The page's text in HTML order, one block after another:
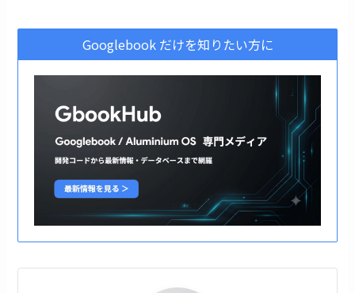
Googlebook だけを知りたい方に